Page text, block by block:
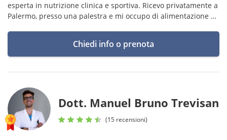
esperta in nutrizione clinica e sportiva. Ricevo privatamente a
Palermo, presso una palestra e mi occupo di alimentazione a
Chiedi info o prenota
Dott. Manuel Bruno Trevisan
(15 recensioni)